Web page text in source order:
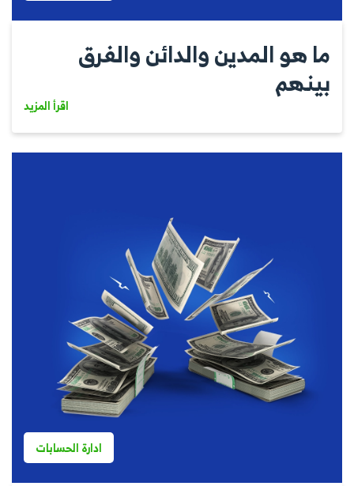
ما هو المدين والدائن والفرق
بينهم
اقرأ المزيد
ادارة الحسابات